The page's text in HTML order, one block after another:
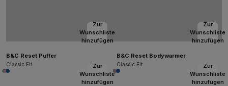
Zur
Wunschliste
hinzufügen
B&C Reset Puffer
Classic Fit
Zur
Wunschliste
hinzufügen
B&C Reset Bodywarmer
Classic Fit
Zur
Wunschliste
hinzufügen
Zur
Wunschliste
hinzufügen